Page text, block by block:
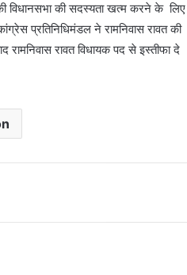
विधानसभा की सदस्यता खत्म करने के लिए
प्रतिनिधिमंडल ने रामनिवास रावत की
रावत विधायक पद से इस्तीफा दे